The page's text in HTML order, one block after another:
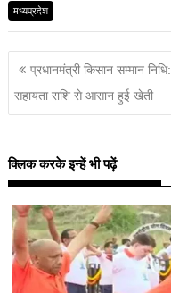
मध्यप्रदेश
प्रधानमंत्री किसान सम्मान निधि:
सहायता राशि से आसान हुई खेती
क्लिक करके इन्हें भी पढ़ें